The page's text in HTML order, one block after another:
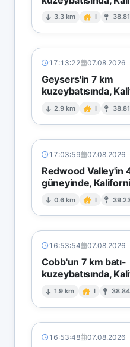
3.3 km I
17:13:22 07.08.2026
Geysers'in 7 km
kuzeybatısında,
2.9 km I
17:03:59 07.08.2026
Redwood Valley'in
güneyinde,
0.6 km I
16:53:54 07.08.2026
Cobb'un 7 km batı-
kuzeybatısında,
1.9 km I
16:53:48 07.08.2026